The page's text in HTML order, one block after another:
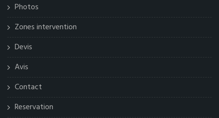
Photos
Zones intervention
Devis
Avis
Contact
Reservation